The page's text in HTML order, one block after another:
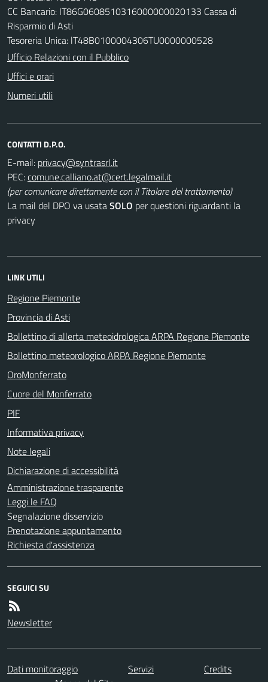
CC Bancario: IT86G0608510316000000020133 Cassa di
Risparmio di Asti
Tesoreria Unica: lT48B0100004306TU0000000528
Ufficio Relazioni con il Pubblico
Uffici e orari
Numeri utili
CONTATTI D.P.O.
E-mail:
PEC:
(per comunicare direttamente con il Titolare del trattamento)
La mail del DPO va usataSOLO per questioni riguardanti la
privacy
LINK UTILI
Regione Piemonte
Provincia di Asti
Bollettino di allerta meteoidrologica ARPA Regione Piemonte
Bollettino meteorologico ARPA Regione Piemonte
OroMonferrato
Cuore del Monferrato
PIF
Informativa privacy
Note legali
Dichiarazione di accessibilità
Amministrazione trasparente
Leggi le FAQ
Segnalazione disservizio
Prenotazione appuntamento
Richiesta d'assistenza
SEGUICI SU
Newsletter
Dati monitoraggio Servizi
Credits